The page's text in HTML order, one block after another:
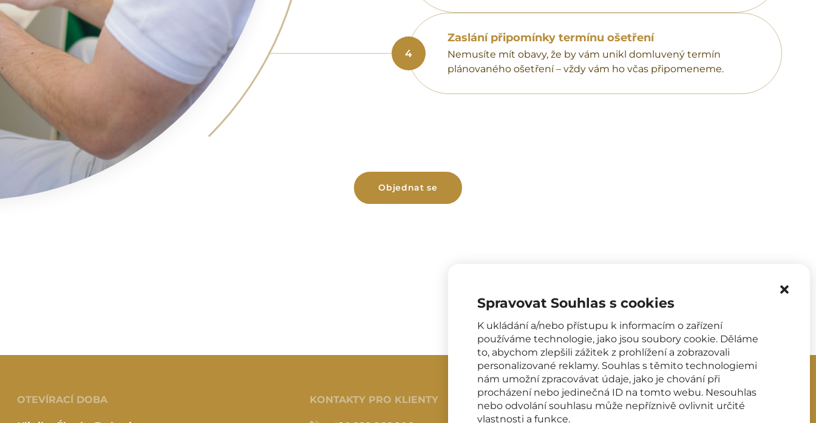
Spravovat Souhlas s cookies
K ukládání a/nebo přístupu k informacím o zařízení
používáme technologie, jako jsou soubory cookie. Děláme
to, abychom zlepšili zážitek z prohlížení a zobrazovali
personalizované reklamy. Souhlas s těmito technologiemi
nám umožní zpracovávat údaje, jako je chování při
procházení nebo jedinečná ID na tomto webu. Nesouhlas
nebo odvolání souhlasu může nepříznivě ovlivnit určité
vlastnosti a funkce.
4
Zaslání připomínky termínu ošetření
Nemusíte mít obavy, že by vám unikl domluvený termín
plánovaného ošetření – vždy vám ho včas připomeneme.
Objednat se
OTEVÍRACÍ DOBA KONTAKTY PRO KLIENTY ADRESA